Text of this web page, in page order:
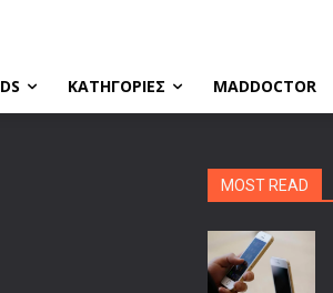
ΚΑΤΗΓΟΡΙΕΣ MADDOCTOR
MOST READ